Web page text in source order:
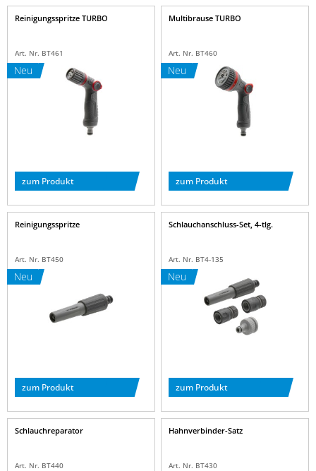
Neu
Reinigungsspritze TURBO
Art. Nr. BT461
zum Produkt
Neu
Multibrause TURBO
Art. Nr. BT460
zum Produkt
Neu
Reinigungsspritze
Art. Nr. BT450
zum Produkt
Neu
Schlauchanschluss-Set, 4-tlg.
Art. Nr. BT4-135
zum Produkt
Schlauchreparator
Art. Nr. BT440
Hahnverbinder-Satz
Art. Nr. BT430